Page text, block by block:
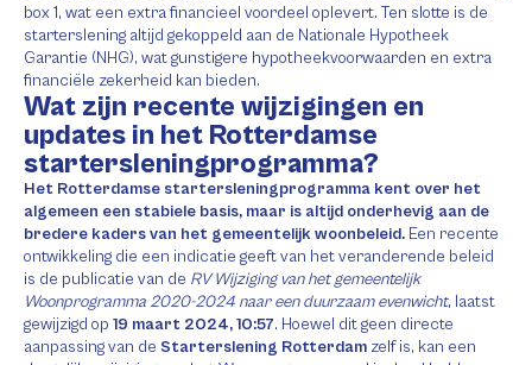
box 1, wat een extra financieel voordeel oplevert. Ten slotte is de
starterslening altijd gekoppeld aan de Nationale Hypotheek
Garantie (NHG), wat gunstigere hypotheekvoorwaarden en extra
financiële zekerheid kan bieden.
Wat zijn recente wijzigingen en
updates in het Rotterdamse
startersleningprogramma?
Het Rotterdamse startersleningprogramma kent over het
algemeen een stabiele basis, maar is altijd onderhevig aan de
bredere kaders van het gemeentelijk woonbeleid. Een recente
ontwikkeling die een indicatie geeft van het veranderende beleid
is de publicatie van de RV Wijziging van het gemeentelijk
Woonprogramma 2020-2024 naar een duurzaam evenwicht, laatst
gewijzigd op 19 maart 2024, 10:57. Hoewel dit geen directe
aanpassing van de Starterslening Rotterdam zelf is, kan een